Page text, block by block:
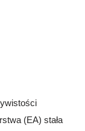
(EA) stała